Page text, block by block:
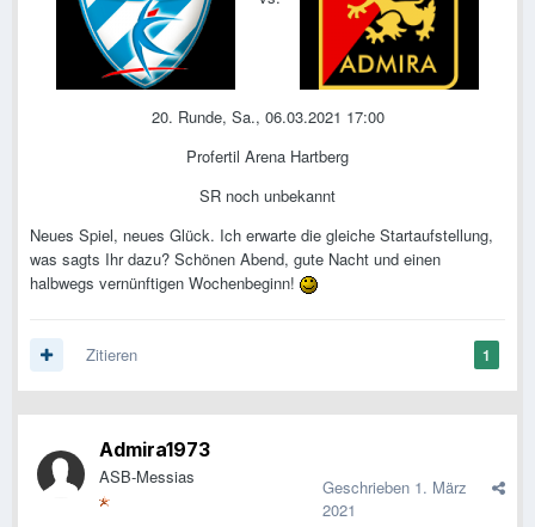
20. Runde, Sa., 06.03.2021 17:00
Profertil Arena Hartberg
SR noch unbekannt
Neues Spiel, neues Glück. Ich erwarte die gleiche Startaufstellung,
was sagts Ihr dazu? Schönen Abend, gute Nacht und einen
halbwegs vernünftigen Wochenbeginn!
1
Zitieren
Admira1973
ASB-Messias Geschrieben 1. März
2021